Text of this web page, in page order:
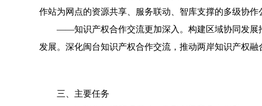
作站为网点的资源共享、服务联动、智库支撑的多级协
——知识产权合作交流更加深入。构建区域协同发展推
发展。深化闽台知识产权合作交流，推动两岸知识产权
三、主要任务